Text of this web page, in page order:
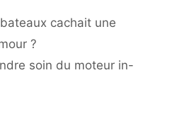
cachait une
?
soin du moteur in-